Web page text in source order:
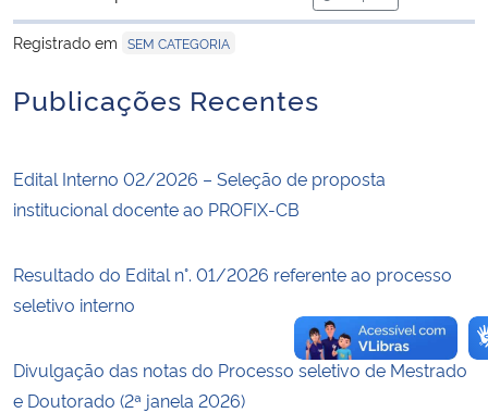
Planalto
para área de
Registrado em SEM CATEGORIA
Publicações Recentes
Edital Interno 02/2026 – Seleção de proposta
institucional docente ao PROFIX-CB
Resultado do Edital n°. 01/2026 referente ao processo
seletivo interno
Divulgação das notas do Processo seletivo de Mestrado
e Doutorado (2ª janela 2026)